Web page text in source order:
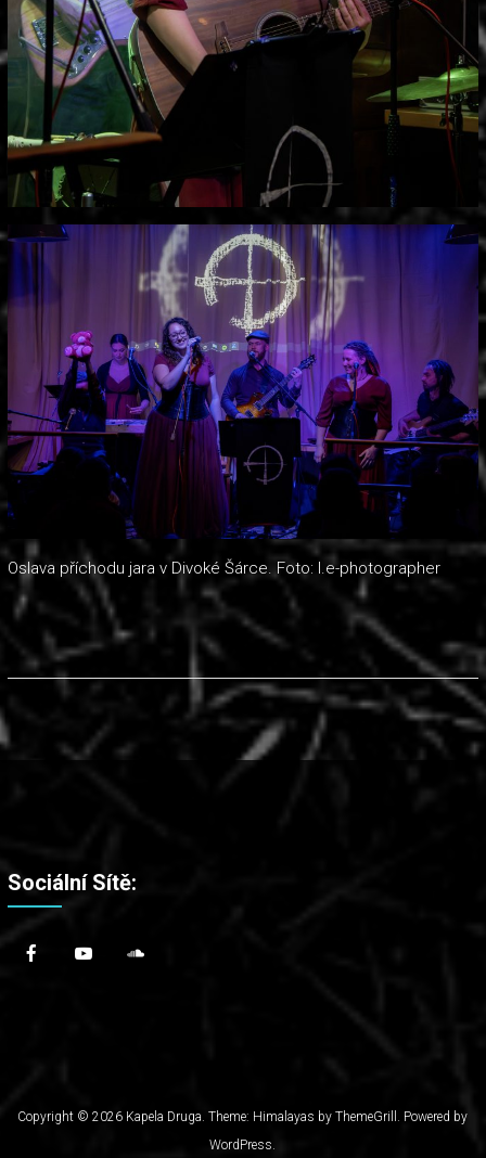
Oslava příchodu jara v Divoké Šárce. Foto: l.e-photographer
Sociální Sítě:
Copyright © 2026 Kapela Druga. Theme: Himalayas byThemeGrill . Powered by
WordPress.